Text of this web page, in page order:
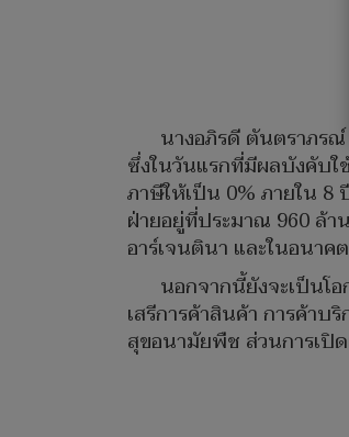
นางอภิรดี ตันตราภร
ซึ่งในวันแรกที่มีผลบังคับ
ภาษีให้เป็น 0% ภายใน 8
ฝ่ายอยู่ที่ประมาณ 960 ล้า
อาร์เจนตินา และในอนาค
นอกจากนี้ยังจะเป็นโ
เสรีการค้าสินค้า การค้าบ
สุขอนามัยพืช ส่วนการเปิ